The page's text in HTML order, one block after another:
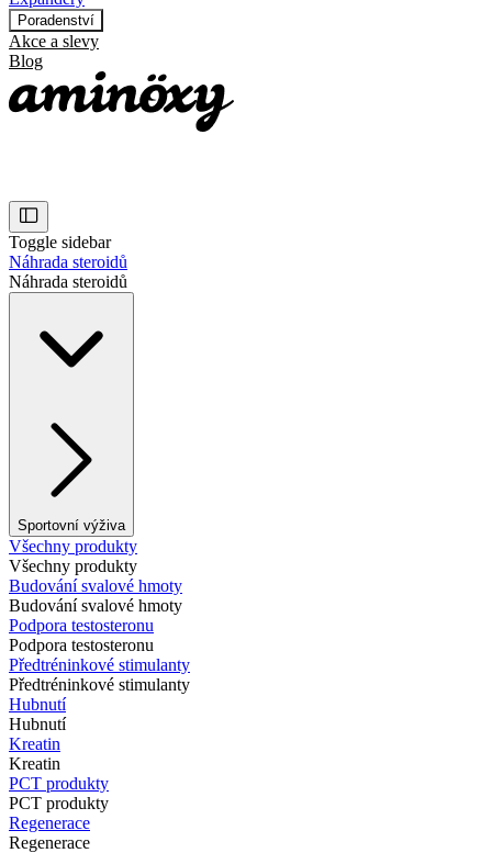
Poradenství
Akce a slevy
Blog
Toggle sidebar
Náhrada steroidů
Náhrada steroidů
Sportovní výživa
Všechny produkty
Všechny produkty
Budování svalové hmoty
Budování svalové hmoty
Podpora testosteronu
Podpora testosteronu
Předtréninkové stimulanty
Předtréninkové stimulanty
Hubnutí
Hubnutí
Kreatin
Kreatin
PCT produkty
PCT produkty
Regenerace
Regenerace